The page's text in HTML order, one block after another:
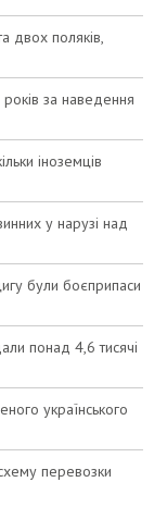
двох поляків,
за наведення
іноземців
у нарузі над
були боєприпаси
понад 4,6 тисячі
українського
перевозки